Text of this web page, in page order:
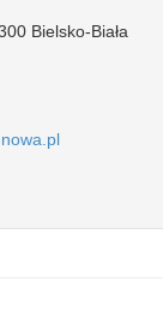
Bielsko-Biała